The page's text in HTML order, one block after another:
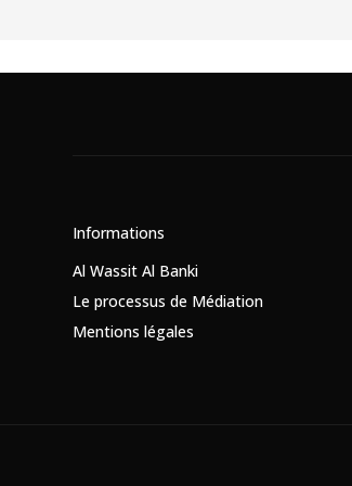
Informations
Al Wassit Al Banki
Le processus de Médiation
Mentions légales